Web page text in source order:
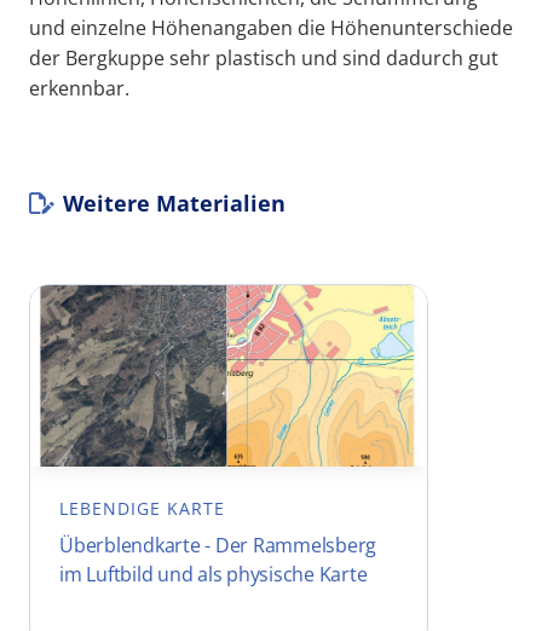
und einzelne Höhenangaben die Höhenunterschiede
der Bergkuppe sehr plastisch und sind dadurch gut
erkennbar.
Weitere Materialien
LEBENDIGE KARTE
Überblendkarte - Der Rammelsberg
im Luftbild und als physische Karte